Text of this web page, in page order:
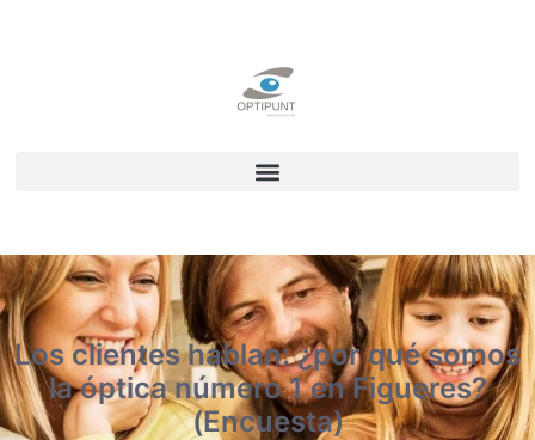
Los clientes hablan: ¿por qué somos
la óptica número 1 en Figueres?
(Encuesta)